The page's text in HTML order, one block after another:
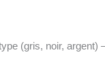
(gris, noir, argent)